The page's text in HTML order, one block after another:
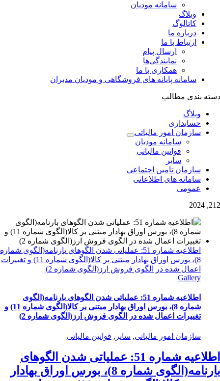
سامانه مودیان
وبلاگ
کاتالوگ
درباره ما
ارتباط با ما
ارسال پیام
نمایندگی‌ها
همکاری با ما
سامانه پایانه های فروشگاهی و مودیان مدبران
دسته بندی مطالب
وبلاگ
حسابداری
سازمان امور مالیاتی
سامانه مودیان
قوانین مالیاتی
سایر
سازمان تامین اجتماعی
سامانه های اطلاعاتی
عمومی
212, 2024
اطلاعیه شماره 51: عملیاتی شدن الگوهای بارنامه(الگوی شماره
8)، بورس اوراق بهادار مبتنی بر کالا(الگوی شماره 11) و تغییرات
اعمال شده در الگوی فروش ارز(الگوی شماره 2)
Gallery
اطلاعیه شماره 51: عملیاتی شدن الگوهای بارنامه(الگوی
شماره 8)، بورس اوراق بهادار مبتنی بر کالا(الگوی شماره 11) و
تغییرات اعمال شده در الگوی فروش ارز(الگوی شماره 2)
سازمان امور مالیاتی, سایر , قوانین مالیاتی
اطلاعیه شماره 51: عملیاتی شدن الگوهای
بارنامه(الگوی شماره 8)، بورس اوراق بهادار